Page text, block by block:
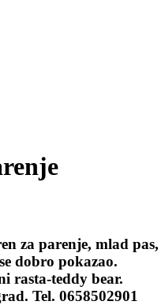
za parenje, mlad pas,
dobro pokazao.
rasta-teddy bear.
Tel. 0658502901